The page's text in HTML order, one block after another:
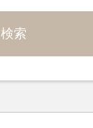
検索